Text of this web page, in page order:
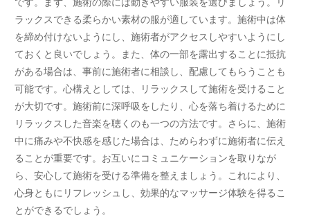
ラックスできる柔らかい素材の服が適しています。施術中は体
を締め付けないようにし、施術者がアクセスしやすいようにし
ておくと良いでしょう。また、体の一部を露出することに抵抗
がある場合は、事前に施術者に相談し、配慮してもらうことも
可能です。心構えとしては、リラックスして施術を受けること
が大切です。施術前に深呼吸をしたり、心を落ち着けるために
リラックスした音楽を聴くのも一つの方法です。さらに、施術
中に痛みや不快感を感じた場合は、ためらわずに施術者に伝え
ることが重要です。お互いにコミュニケーションを取りなが
ら、安心して施術を受ける準備を整えましょう。これにより、
心身ともにリフレッシュし、効果的なマッサージ体験を得るこ
とができるでしょう。